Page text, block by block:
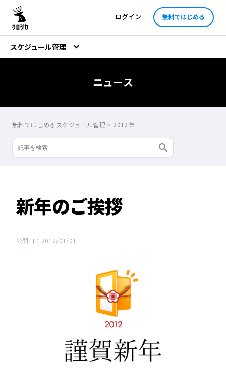
ログイン 無料ではじめる
スケジュール管理
ニュース
無料ではじめるスケジュール管理 > 2012年
新年のご挨拶
公開日：2012/01/01